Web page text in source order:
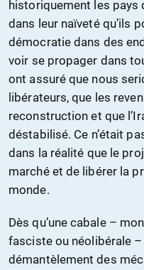
historiquement les pays
dans leur naïveté qu’ils
démocratie dans des
voir se propager dans
ont assuré que nous
libérateurs, que les
reconstruction et que
déstabilisé. Ce n’était
dans la réalité que le
marché et de libérer la
monde.
Dès qu’une cabale –
fasciste ou néolibérale –
démantèlement des